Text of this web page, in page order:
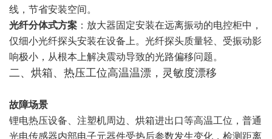
线，节省安装空间。
光纤分体式方案 ：放大器固定安装在远离振动的电控柜中，
仅细小光纤探头安装在设备上。光纤探头质量轻、受振动影
响极小，从根本上解决震动导致的光路偏移问题。
二、烘箱、热压工位高温温漂，灵敏度漂移
故障场景
锂电热压设备、注塑机周边、烘箱进出口等高温工位，普通
光电传感器内部电子元器件受热后参数发生变化，检测距离